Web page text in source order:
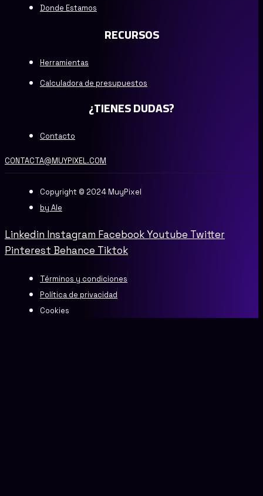
Donde Estamos
RECURSOS
Herramientas
Calculadora de presupuestos
¿TIENES DUDAS?
Contacto
CONTACTA@MUYPIXEL.COM
Copyright © 2024 MuyPixel
by Ale
Linkedin Instagram FacebookYoutube Twitter
Pinterest Behance Tiktok
Términos y condiciones
Política de privacidad
Cookies